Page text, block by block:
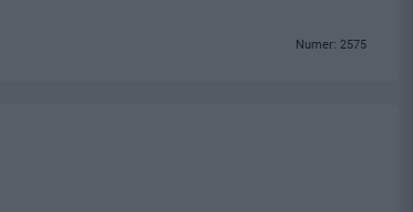
Numer: 2575